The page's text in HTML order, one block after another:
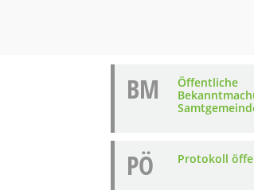
BM
Öffentliche
PÖ Protokoll